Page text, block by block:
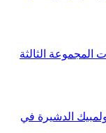
المجموعة الثالثة
الدشيرة في